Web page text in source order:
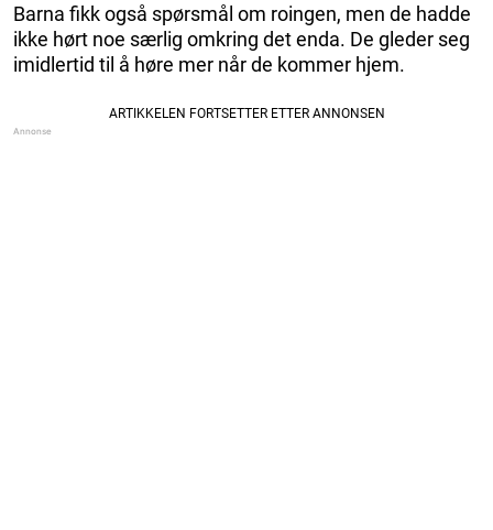
Barna fikk også spørsmål om roingen, men de hadde
ikke hørt noe særlig omkring det enda. De gleder seg
imidlertid til å høre mer når de kommer hjem.